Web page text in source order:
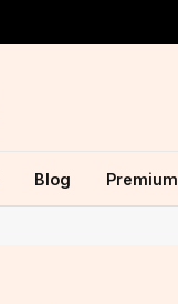
Blog Premium